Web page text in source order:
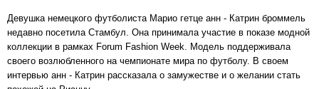
Девушка немецкого футболиста Марио гетце анн - Катрин броммель
недавно посетила Стамбул. Она принимала участие в показе модной
коллекции в рамках Forum Fashion Week. Модель поддерживала
своего возлюбленного на чемпионате мира по футболу. В своем
интервью анн - Катрин рассказала о замужестве и о желании стать